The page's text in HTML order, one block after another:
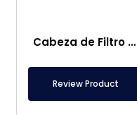
Cabeza de Filtro Magnético de Bolsa
Review Product